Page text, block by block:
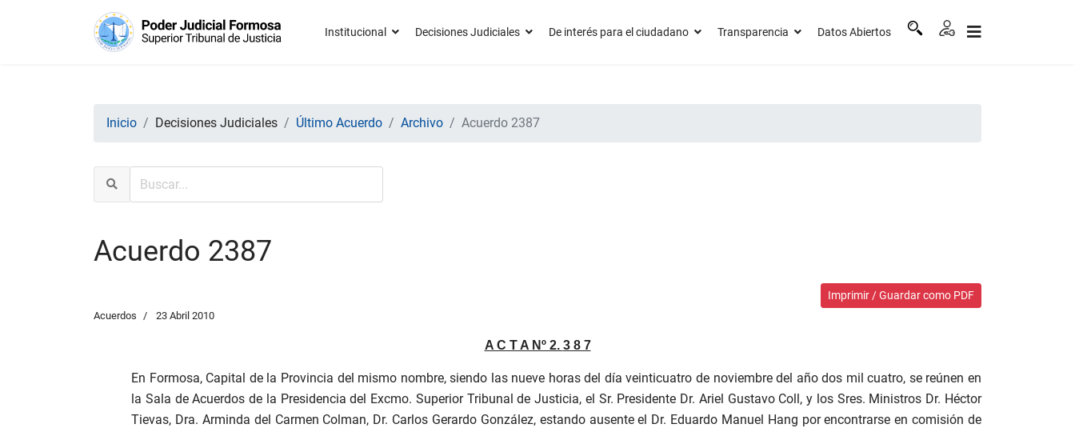
Institucional Decisiones Judiciales De interés para el ciudadano Transparencia Datos Abiertos
Inicio Decisiones Judiciales Último Acuerdo Archivo Acuerdo 2387
Acuerdo 2387
Imprimir / Guardar como PDF
Acuerdos 23 Abril 2010
A C T A Nº 2. 3 8 7
En Formosa, Capital de la Provincia del mismo nombre, siendo las nueve horas del día veinticuatro de noviembre del año dos mil cuatro, se reúnen en
la Sala de Acuerdos de la Presidencia del Excmo. Superior Tribunal de Justicia, el Sr. Presidente Dr. Ariel Gustavo Coll, y los Sres. Ministros Dr. Héctor
Tievas, Dra. Arminda del Carmen Colman, Dr. Carlos Gerardo González, estando ausente el Dr. Eduardo Manuel Hang por encontrarse en comisión de